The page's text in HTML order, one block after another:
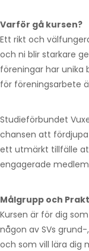
Varför gå kursen?
Ett rikt och
och ni blir starkare
föreningar har unika
för föreningsarbete
Studieförbundet
chansen att
ett utmärkt tillfälle
engagerade
Målgrupp och
Kursen är för dig
någon av SVs
och som vill lära dig